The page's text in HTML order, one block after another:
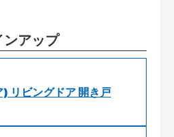
ンアップ
リビングドア 開き戸